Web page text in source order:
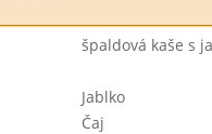
špaldová kaše s
Jablko
Čaj